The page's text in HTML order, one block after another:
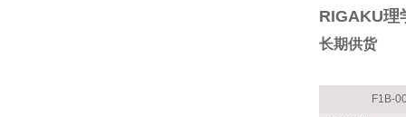
RIGAKU理
长期供货
F1B-